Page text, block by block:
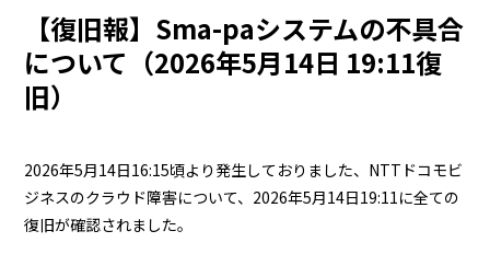
ニュース
サステナビリティ
資料請求・お問い合わせ
【復旧報】Sma-paシステムの不具合
について（2026年5月14日 19:11復
旧）
2026年5月14日16:15頃より発生しておりました、NTTドコモビ
ジネスのクラウド障害について、2026年5月14日19:11に全ての
復旧が確認されました。